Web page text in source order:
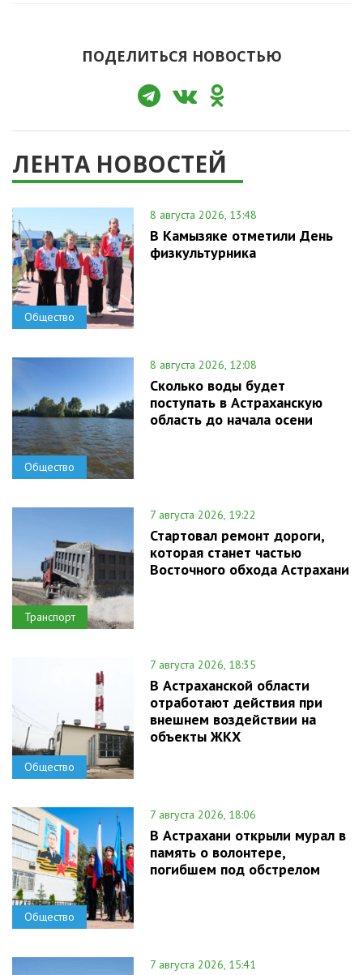
ПОДЕЛИТЬСЯ НОВОСТЬЮ
ЛЕНТА НОВОСТЕЙ
Общество
8 августа 2026, 13:48
В Камызяке отметили День
физкультурника
Общество
8 августа 2026, 12:08
Сколько воды будет
поступать в Астраханскую
область до начала осени
Транспорт
7 августа 2026, 19:22
Стартовал ремонт дороги,
которая станет частью
Восточного обхода Астрахани
Общество
7 августа 2026, 18:35
В Астраханской области
отработают действия при
внешнем воздействии на
объекты ЖКХ
Общество
7 августа 2026, 18:06
В Астрахани открыли мурал в
память о волонтере,
погибшем под обстрелом
7 августа 2026, 15:41